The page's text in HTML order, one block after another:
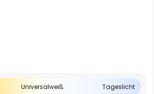
Universalweiß Tageslicht